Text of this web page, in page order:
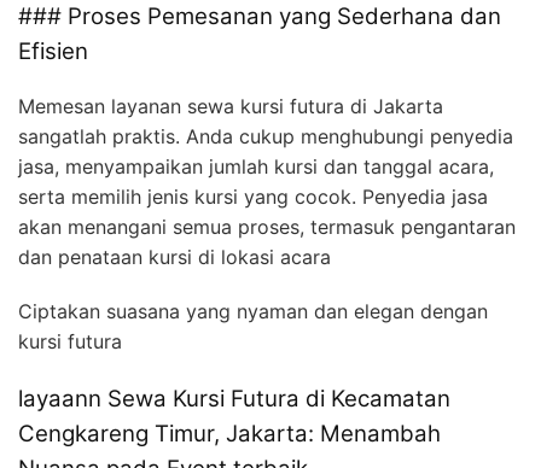
### Proses Pemesanan yang Sederhana dan
Efisien
Memesan layanan sewa kursi futura di Jakarta
sangatlah praktis. Anda cukup menghubungi penyedia
jasa, menyampaikan jumlah kursi dan tanggal acara,
serta memilih jenis kursi yang cocok. Penyedia jasa
akan menangani semua proses, termasuk pengantaran
dan penataan kursi di lokasi acara
Ciptakan suasana yang nyaman dan elegan dengan
kursi futura
layaann Sewa Kursi Futura di Kecamatan
Cengkareng Timur, Jakarta: Menambah